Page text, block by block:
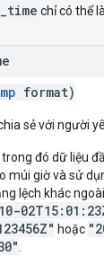
chỉ có thể
format)
sẻ với người
trong đó dữ liệu
múi giờ và sử
lệch khác
hoặc